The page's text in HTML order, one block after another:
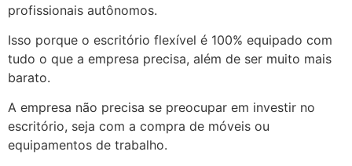
profissionais autônomos.
Isso porque o escritório flexível é 100% equipado com
tudo o que a empresa precisa, além de ser muito mais
barato.
A empresa não precisa se preocupar em investir no
escritório, seja com a compra de móveis ou
equipamentos de trabalho.